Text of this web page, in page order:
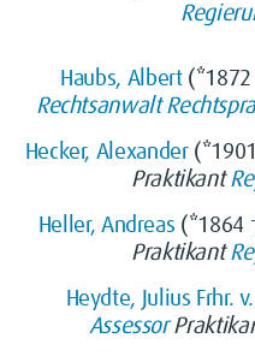
Haubs, Albert(*1872
Rechtsanwalt
Hecker, Alexander
Praktikant
Heller, Andreas (*1864
Praktikant
Heydte, Julius Frhr.
Assessor